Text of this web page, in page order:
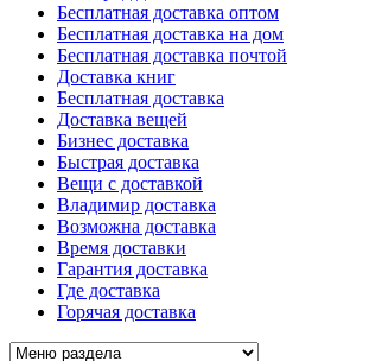
Бесплатная доставка оптом
Бесплатная доставка на дом
Бесплатная доставка почтой
Доставка книг
Бесплатная доставка
Доставка вещей
Бизнес доставка
Быстрая доставка
Вещи с доставкой
Владимир доставка
Возможна доставка
Время доставки
Гарантия доставка
Где доставка
Горячая доставка